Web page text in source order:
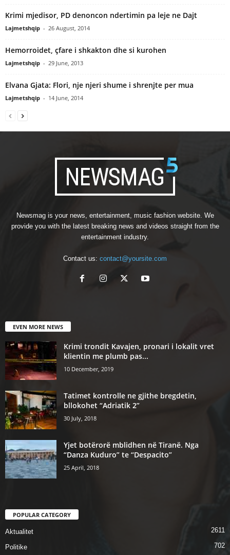
Krimi mjedisor, PD denoncon ndertimin pa leje ne Dajt
Lajmetshqip - 26 August, 2014
Hemorroidet, çfare i shkakton dhe si kurohen
Lajmetshqip - 29 June, 2013
Elvana Gjata: Flori, nje njeri shume i shrenjte per mua
Lajmetshqip - 14 June, 2014
Newsmag is your news, entertainment, music fashion website. We
provide you with the latest breaking news and videos straight from the
entertainment industry.
Contact us: contact@yoursite.com
EVEN MORE NEWS
Krimi trondit Kavajen, pronari i lokalit vret
klientin me plumb pas...
10 December, 2019
Tatimet kontrolle ne gjithe bregdetin,
bllokohet “Adriatik 2”
30 July, 2018
Yjet botërorë mblidhen në Tiranë. Nga
“Danza Kuduro” te “Despacito”
25 April, 2018
POPULAR CATEGORY
Aktualitet 2611
Politike 702